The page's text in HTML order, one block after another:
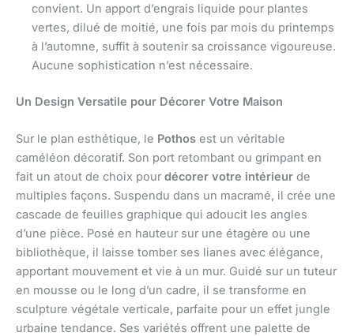
convient. Un apport d’engrais liquide pour plantes
vertes, dilué de moitié, une fois par mois du printemps
à l’automne, suffit à soutenir sa croissance vigoureuse.
Aucune sophistication n’est nécessaire.
Un Design Versatile pour Décorer Votre Maison
Sur le plan esthétique, le Pothos est un véritable
caméléon décoratif. Son port retombant ou grimpant en
fait un atout de choix pour décorer votre intérieur de
multiples façons. Suspendu dans un macramé, il crée une
cascade de feuilles graphique qui adoucit les angles
d’une pièce. Posé en hauteur sur une étagère ou une
bibliothèque, il laisse tomber ses lianes avec élégance,
apportant mouvement et vie à un mur. Guidé sur un tuteur
en mousse ou le long d’un cadre, il se transforme en
sculpture végétale verticale, parfaite pour un effet jungle
urbaine tendance. Ses variétés offrent une palette de